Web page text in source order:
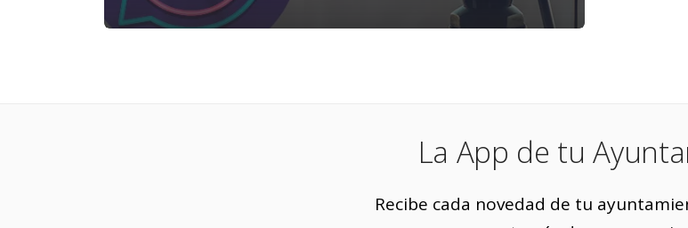
DIGITAL” CSA, está colaborando con la Excelentísima Diputación
Provincial de Burgos la cual está acometiendo en los últimos años un Plan
conocer las características del municipio, promocionar sus iniciativas
turísticas, ofrecer información institucional sobre el Ayuntamiento y
ofrecer servicios de valor añadido a sus ciudadanos.
La App de tu
Recibe cada novedad de tu